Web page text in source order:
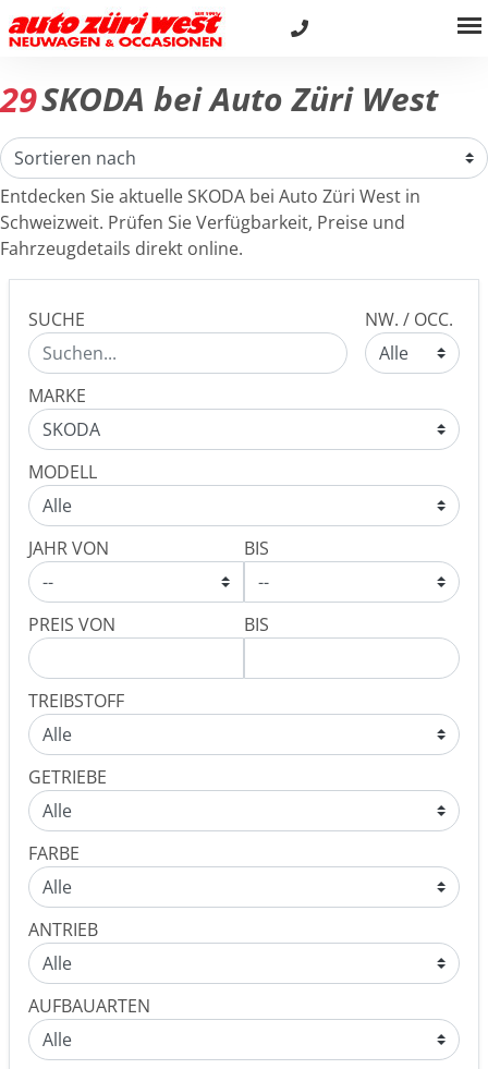
29SKODA bei Auto Züri West
Entdecken Sie aktuelle SKODA bei Auto Züri West in
Schweizweit. Prüfen Sie Verfügbarkeit, Preise und
Fahrzeugdetails direkt online.
SUCHE NW. / OCC.
MARKE
MODELL
JAHR VON BIS
PREIS VON BIS
TREIBSTOFF
GETRIEBE
FARBE
ANTRIEB
AUFBAUARTEN